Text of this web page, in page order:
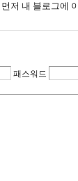
먼저 내 블로그에
패스워드